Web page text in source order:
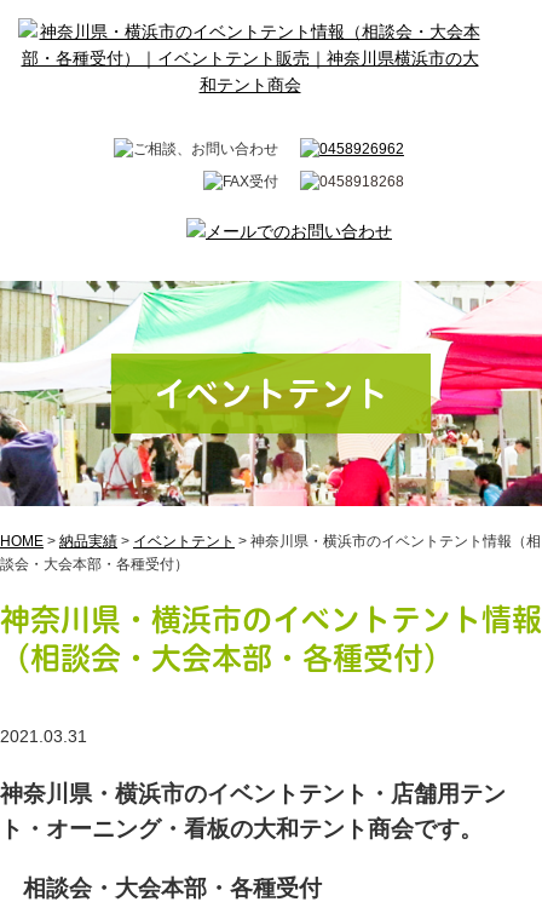
イベントテント
HOME > 納品実績 > イベントテント > 神奈川県・横浜市のイベントテント情報（相
談会・大会本部・各種受付）
神奈川県・横浜市のイベントテント情報
（相談会・大会本部・各種受付）
2021.03.31
神奈川県・横浜市のイベントテント・店舗用テン
ト・オーニング・看板の大和テント商会です。
相談会・大会本部・各種受付